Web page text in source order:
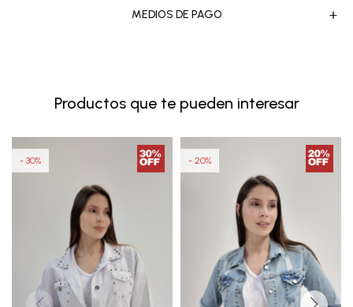
MEDIOS DE PAGO
Productos que te pueden interesar
30 20